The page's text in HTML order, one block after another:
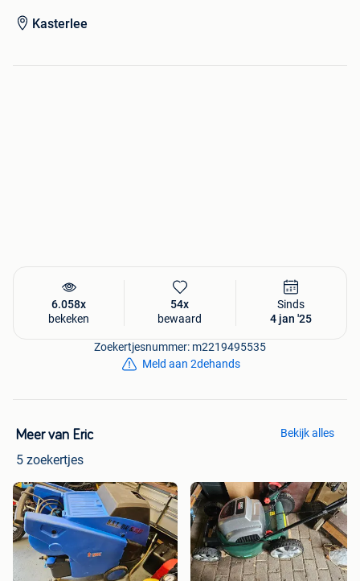
Kasterlee
6.058x
bekeken
54x
bewaard
Sinds
4 jan '25
Zoekertjesnummer: m2219495535
Meld aan 2dehands
Meer van Eric
5 zoekertjes
Bekijk alles